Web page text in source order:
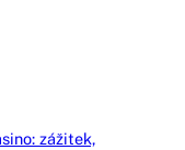
zážitek,